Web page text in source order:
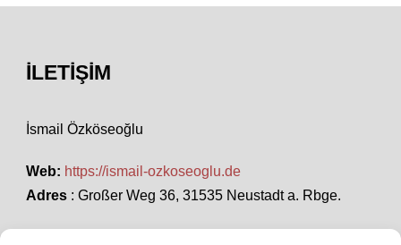
İLETIŞIM
İsmail Özköseoğlu
Web: https://ismail-ozkoseoglu.de
Adres : Großer Weg 36, 31535 Neustadt a. Rbge.